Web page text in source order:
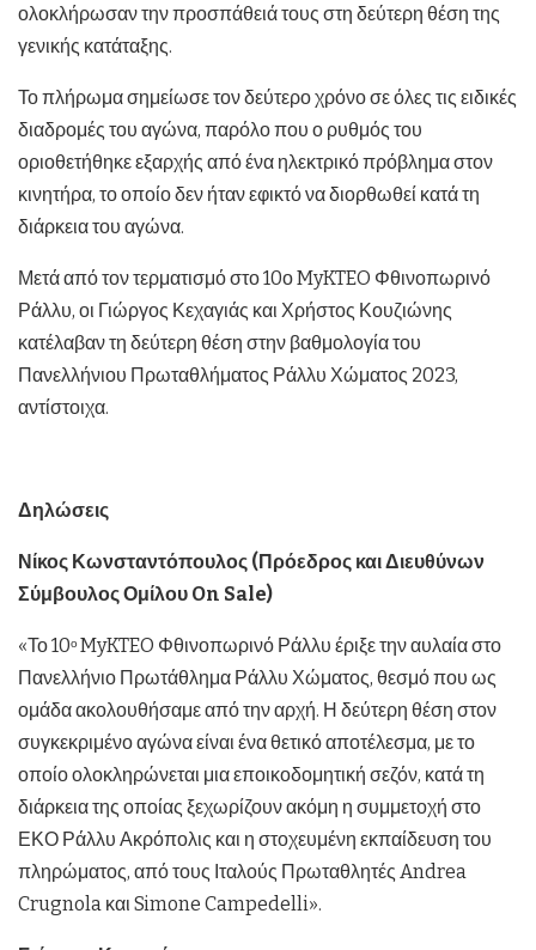
ολοκλήρωσαν την προσπάθειά τους στη δεύτερη θέση της
γενικής κατάταξης.
Το πλήρωμα σημείωσε τον δεύτερο χρόνο σε όλες τις ειδικές
διαδρομές του αγώνα, παρόλο που ο ρυθμός του
οριοθετήθηκε εξαρχής από ένα ηλεκτρικό πρόβλημα στον
κινητήρα, το οποίο δεν ήταν εφικτό να διορθωθεί κατά τη
διάρκεια του αγώνα.
Μετά από τον τερματισμό στο 10ο MyKTEO Φθινοπωρινό
Ράλλυ, οι Γιώργος Κεχαγιάς και Χρήστος Κουζιώνης
κατέλαβαν τη δεύτερη θέση στην βαθμολογία του
Πανελλήνιου Πρωταθλήματος Ράλλυ Χώματος 2023,
αντίστοιχα.
Δηλώσεις
Νίκος Κωνσταντόπουλος (Πρόεδρος και Διευθύνων
Σύμβουλος Ομίλου On Sale)
«Το 10ο MyKTEO Φθινοπωρινό Ράλλυ έριξε την αυλαία στο
Πανελλήνιο Πρωτάθλημα Ράλλυ Χώματος, θεσμό που ως
ομάδα ακολουθήσαμε από την αρχή. Η δεύτερη θέση στον
συγκεκριμένο αγώνα είναι ένα θετικό αποτέλεσμα, με το
οποίο ολοκληρώνεται μια εποικοδομητική σεζόν, κατά τη
διάρκεια της οποίας ξεχωρίζουν ακόμη η συμμετοχή στο
ΕΚΟ Ράλλυ Ακρόπολις και η στοχευμένη εκπαίδευση του
πληρώματος, από τους Ιταλούς Πρωταθλητές Andrea
Crugnola και Simone Campedelli».